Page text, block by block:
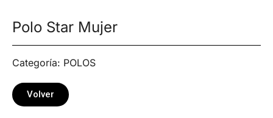
Polo Star Mujer
Categoría: POLOS
Volver